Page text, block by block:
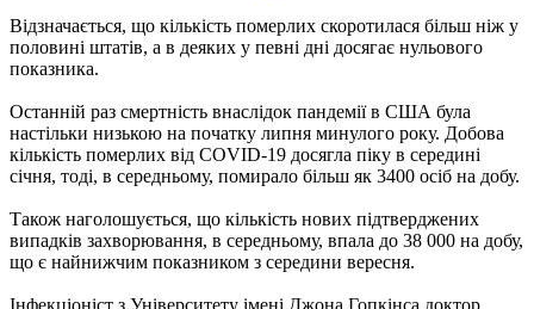
Відзначається, що кількість померлих скоротилася більш ніж у
половині штатів, а в деяких у певні дні досягає нульового
показника.
Останній раз смертність внаслідок пандемії в США була
настільки низькою на початку липня минулого року. Добова
кількість померлих від COVID-19 досягла піку в середині
січня, тоді, в середньому, помирало більш як 3400 осіб на добу.
Також наголошується, що кількість нових підтверджених
випадків захворювання, в середньому, впала до 38 000 на добу,
що є найнижчим показником з середини вересня.
Інфекціоніст з Університету імені Джона Гопкінса доктор